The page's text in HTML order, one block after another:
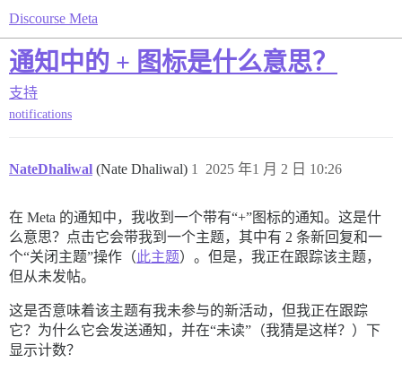
Discourse Meta
通知中的 + 图标是什么意思？
支持
notifications
NateDhaliwal (Nate Dhaliwal) 2025 年1 月 2 日 10:26
1
在 Meta 的通知中，我收到一个带有“+”图标的通知。这是什
么意思？点击它会带我到一个主题，其中有 2 条新回复和一
个“关闭主题”操作（此主题）。但是，我正在跟踪该主题，
但从未发帖。
这是否意味着该主题有我未参与的新活动，但我正在跟踪
它？为什么它会发送通知，并在“未读”（我猜是这样？）下
显示计数？